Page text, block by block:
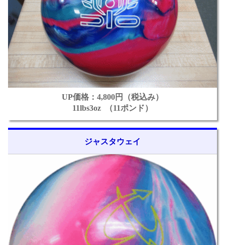
UP価格：4,800円（税込み）
11lbs3oz （11ポンド）
ジャスタウェイ